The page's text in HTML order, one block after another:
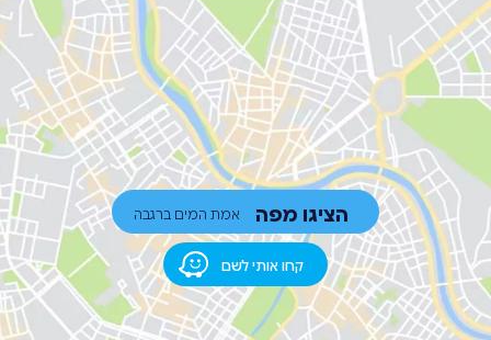
קחו אותי לשם
הציגו מפה אמת המים ברגבה